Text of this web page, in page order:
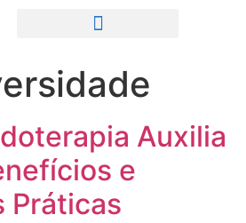
Auxilia
e
Práticas